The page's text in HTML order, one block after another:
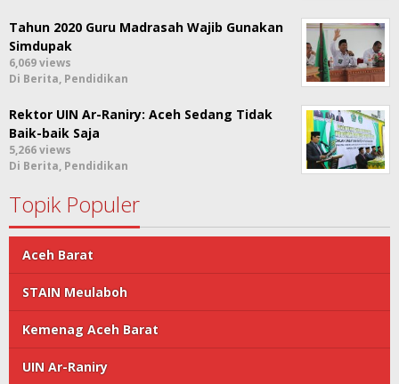
Tahun 2020 Guru Madrasah Wajib Gunakan
Simdupak
6,069 views
Di Berita, Pendidikan
Rektor UIN Ar-Raniry: Aceh Sedang Tidak
Baik-baik Saja
5,266 views
Di Berita, Pendidikan
Topik Populer
Aceh Barat
STAIN Meulaboh
Kemenag Aceh Barat
UIN Ar-Raniry